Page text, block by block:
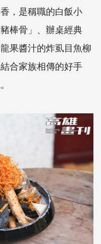
，是稱職的白飯小
棒骨」、辦桌經典
果醬汁的炸虱目魚柳
合家族相傳的好手